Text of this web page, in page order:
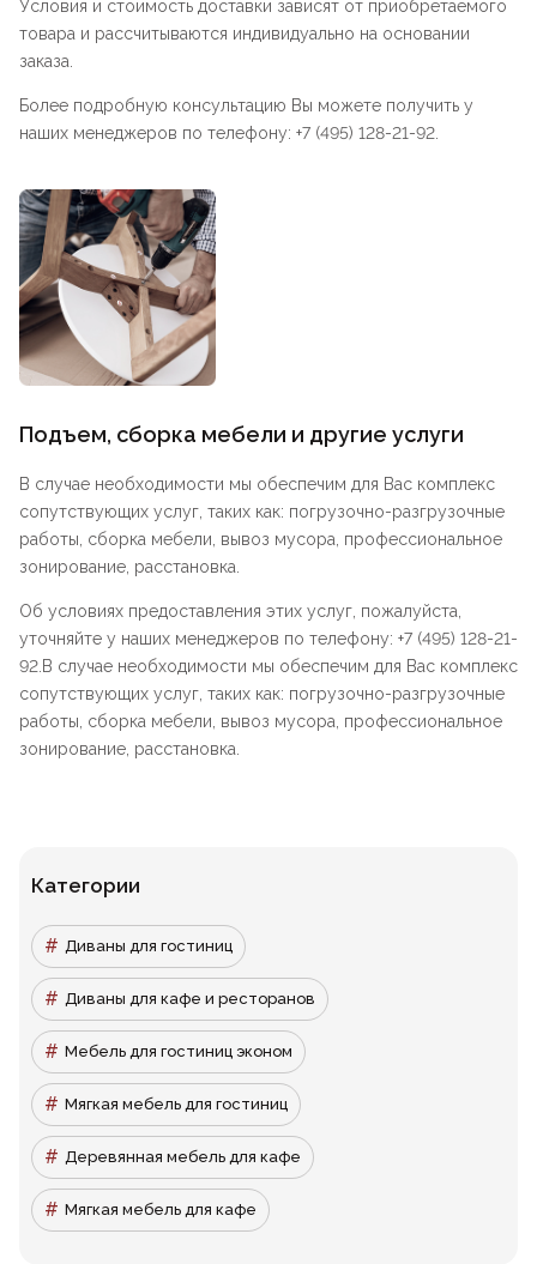
Условия и стоимость доставки зависят от приобретаемого
товара и рассчитываются индивидуально на основании
заказа.
Более подробную консультацию Вы можете получить у
наших менеджеров по телефону: +7 (495) 128-21-92.
Подъем, сборка мебели и другие услуги
В случае необходимости мы обеспечим для Вас комплекс
сопутствующих услуг, таких как: погрузочно-разгрузочные
работы, сборка мебели, вывоз мусора, профессиональное
зонирование, расстановка.
Об условиях предоставления этих услуг, пожалуйста,
уточняйте у наших менеджеров по телефону: +7 (495) 128-21-
92.В случае необходимости мы обеспечим для Вас комплекс
сопутствующих услуг, таких как: погрузочно-разгрузочные
работы, сборка мебели, вывоз мусора, профессиональное
зонирование, расстановка.
Категории
Диваны для гостиниц
Диваны для кафе и ресторанов
Мебель для гостиниц эконом
Мягкая мебель для гостиниц
Деревянная мебель для кафе
Мягкая мебель для кафе